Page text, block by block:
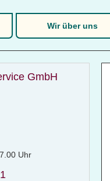
Wir über uns
GmbH
Uhr